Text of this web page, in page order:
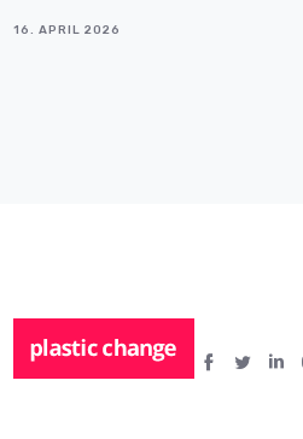
16. APRIL 2026